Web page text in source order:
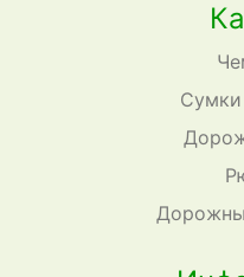
Сумки